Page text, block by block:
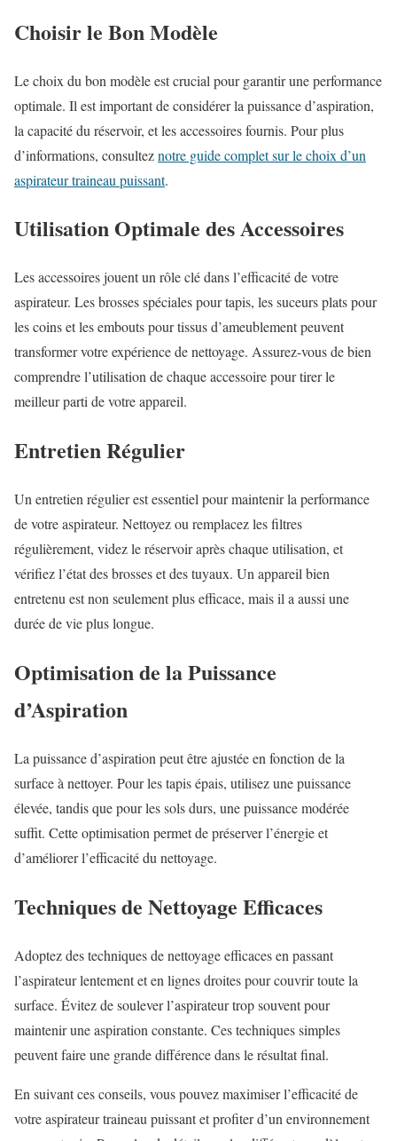
Choisir le Bon Modèle
Le choix du bon modèle est crucial pour garantir une performance
optimale. Il est important de considérer la puissance d’aspiration,
la capacité du réservoir, et les accessoires fournis. Pour plus
d’informations, consulteznotre guide complet sur le choix d’un
aspirateur traineau puissant.
Utilisation Optimale des Accessoires
Les accessoires jouent un rôle clé dans l’efficacité de votre
aspirateur. Les brosses spéciales pour tapis, les suceurs plats pour
les coins et les embouts pour tissus d’ameublement peuvent
transformer votre expérience de nettoyage. Assurez-vous de bien
comprendre l’utilisation de chaque accessoire pour tirer le
meilleur parti de votre appareil.
Entretien Régulier
Un entretien régulier est essentiel pour maintenir la performance
de votre aspirateur. Nettoyez ou remplacez les filtres
régulièrement, videz le réservoir après chaque utilisation, et
vérifiez l’état des brosses et des tuyaux. Un appareil bien
entretenu est non seulement plus efficace, mais il a aussi une
durée de vie plus longue.
Optimisation de la Puissance
d’Aspiration
La puissance d’aspiration peut être ajustée en fonction de la
surface à nettoyer. Pour les tapis épais, utilisez une puissance
élevée, tandis que pour les sols durs, une puissance modérée
suffit. Cette optimisation permet de préserver l’énergie et
d’améliorer l’efficacité du nettoyage.
Techniques de Nettoyage Efficaces
Adoptez des techniques de nettoyage efficaces en passant
l’aspirateur lentement et en lignes droites pour couvrir toute la
surface. Évitez de soulever l’aspirateur trop souvent pour
maintenir une aspiration constante. Ces techniques simples
peuvent faire une grande différence dans le résultat final.
En suivant ces conseils, vous pouvez maximiser l’efficacité de
votre aspirateur traineau puissant et profiter d’un environnement